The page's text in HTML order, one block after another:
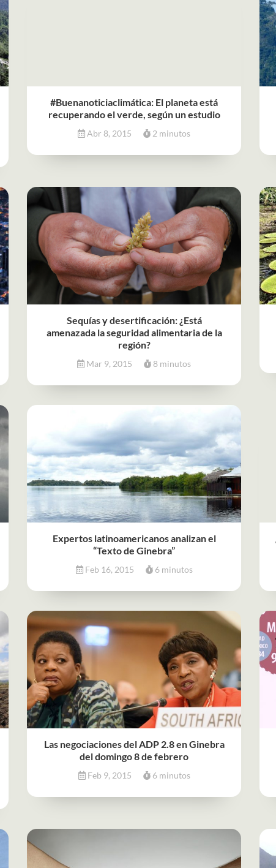
#Buenanoticiaclimática: El planeta está
recuperando el verde, según un estudio
Abr 8, 2015 2 minutos
Sequías y desertificación: ¿Está
amenazada la seguridad alimentaria de la
región?
Mar 9, 2015 8 minutos
Expertos latinoamericanos analizan el
“Texto de Ginebra”
Feb 16, 2015 6 minutos
Las negociaciones del ADP 2.8 en Ginebra
del domingo 8 de febrero
Feb 9, 2015 6 minutos